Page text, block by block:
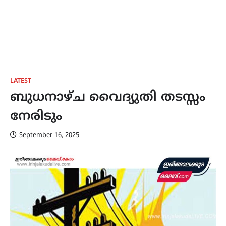
LATEST
ബുധനാഴ്ച വൈദ്യുതി തടസ്സം
നേരിടും
September 16, 2025